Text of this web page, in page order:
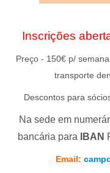
Inscrições
Preço - 150€ p/
transporte
Descontos para
Na sede em
bancária para
IBAN
Email: